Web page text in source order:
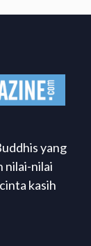
yang
nilai-nilai
kasih